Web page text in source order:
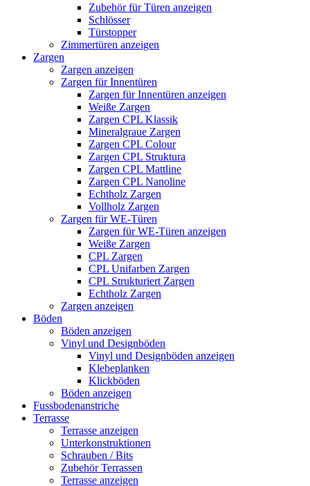
Zubehör für Türen anzeigen
Schlösser
Türstopper
Zimmertüren anzeigen
Zargen
Zargen anzeigen
Zargen für Innentüren
Zargen für Innentüren anzeigen
Weiße Zargen
Zargen CPL Klassik
Mineralgraue Zargen
Zargen CPL Colour
Zargen CPL Struktura
Zargen CPL Mattline
Zargen CPL Nanoline
Echtholz Zargen
Vollholz Zargen
Zargen für WE-Türen
Zargen für WE-Türen anzeigen
Weiße Zargen
CPL Zargen
CPL Unifarben Zargen
CPL Strukturiert Zargen
Echtholz Zargen
Zargen anzeigen
Böden
Böden anzeigen
Vinyl und Designböden
Vinyl und Designböden anzeigen
Klebeplanken
Klickböden
Böden anzeigen
Fussbodenanstriche
Terrasse
Terrasse anzeigen
Unterkonstruktionen
Schrauben / Bits
Zubehör Terrassen
Terrasse anzeigen